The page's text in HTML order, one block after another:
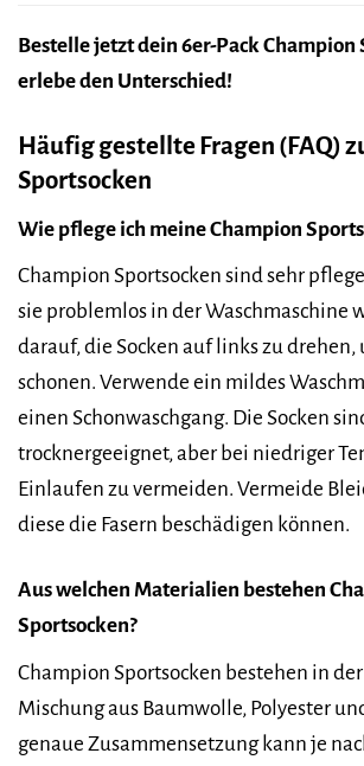
Bestelle jetzt dein 6er-Pack Champion
erlebe den Unterschied!
Häufig gestellte Fragen (FAQ)
Sportsocken
Wie pflege ich meine Champion
Champion Sportsocken sind sehr
sie problemlos in der Waschmaschine
darauf, die Socken auf links zu drehen,
schonen. Verwende ein mildes
einen Schonwaschgang. Die Socken
trocknergeeignet, aber bei niedriger
Einlaufen zu vermeiden. Vermeide
diese die Fasern beschädigen können.
Aus welchen Materialien bestehen
Sportsocken?
Champion Sportsocken bestehen in
Mischung aus Baumwolle, Polyester
genaue Zusammensetzung kann je